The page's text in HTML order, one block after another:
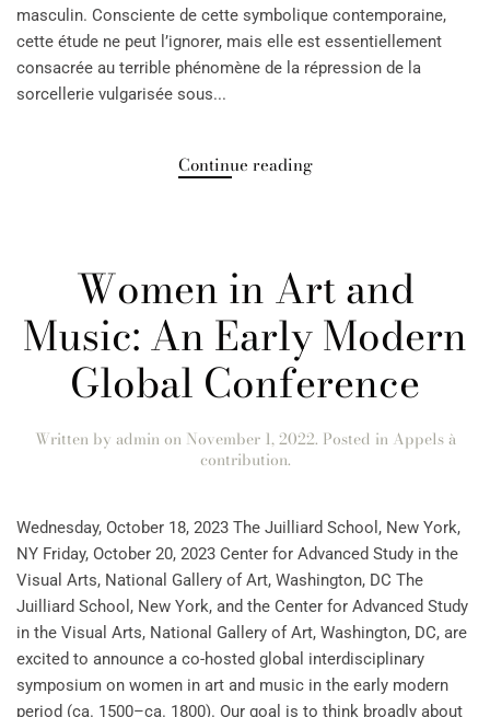
masculin. Consciente de cette symbolique contemporaine,
cette étude ne peut l’ignorer, mais elle est essentiellement
consacrée au terrible phénomène de la répression de la
sorcellerie vulgarisée sous...
Continue reading
Women in Art and
Music: An Early Modern
Global Conference
Written by admin on November 1, 2022. Posted in Appels à
contribution.
Wednesday, October 18, 2023 The Juilliard School, New York,
NY Friday, October 20, 2023 Center for Advanced Study in the
Visual Arts, National Gallery of Art, Washington, DC The
Juilliard School, New York, and the Center for Advanced Study
in the Visual Arts, National Gallery of Art, Washington, DC, are
excited to announce a co-hosted global interdisciplinary
symposium on women in art and music in the early modern
period (ca. 1500–ca. 1800). Our goal is to think broadly about